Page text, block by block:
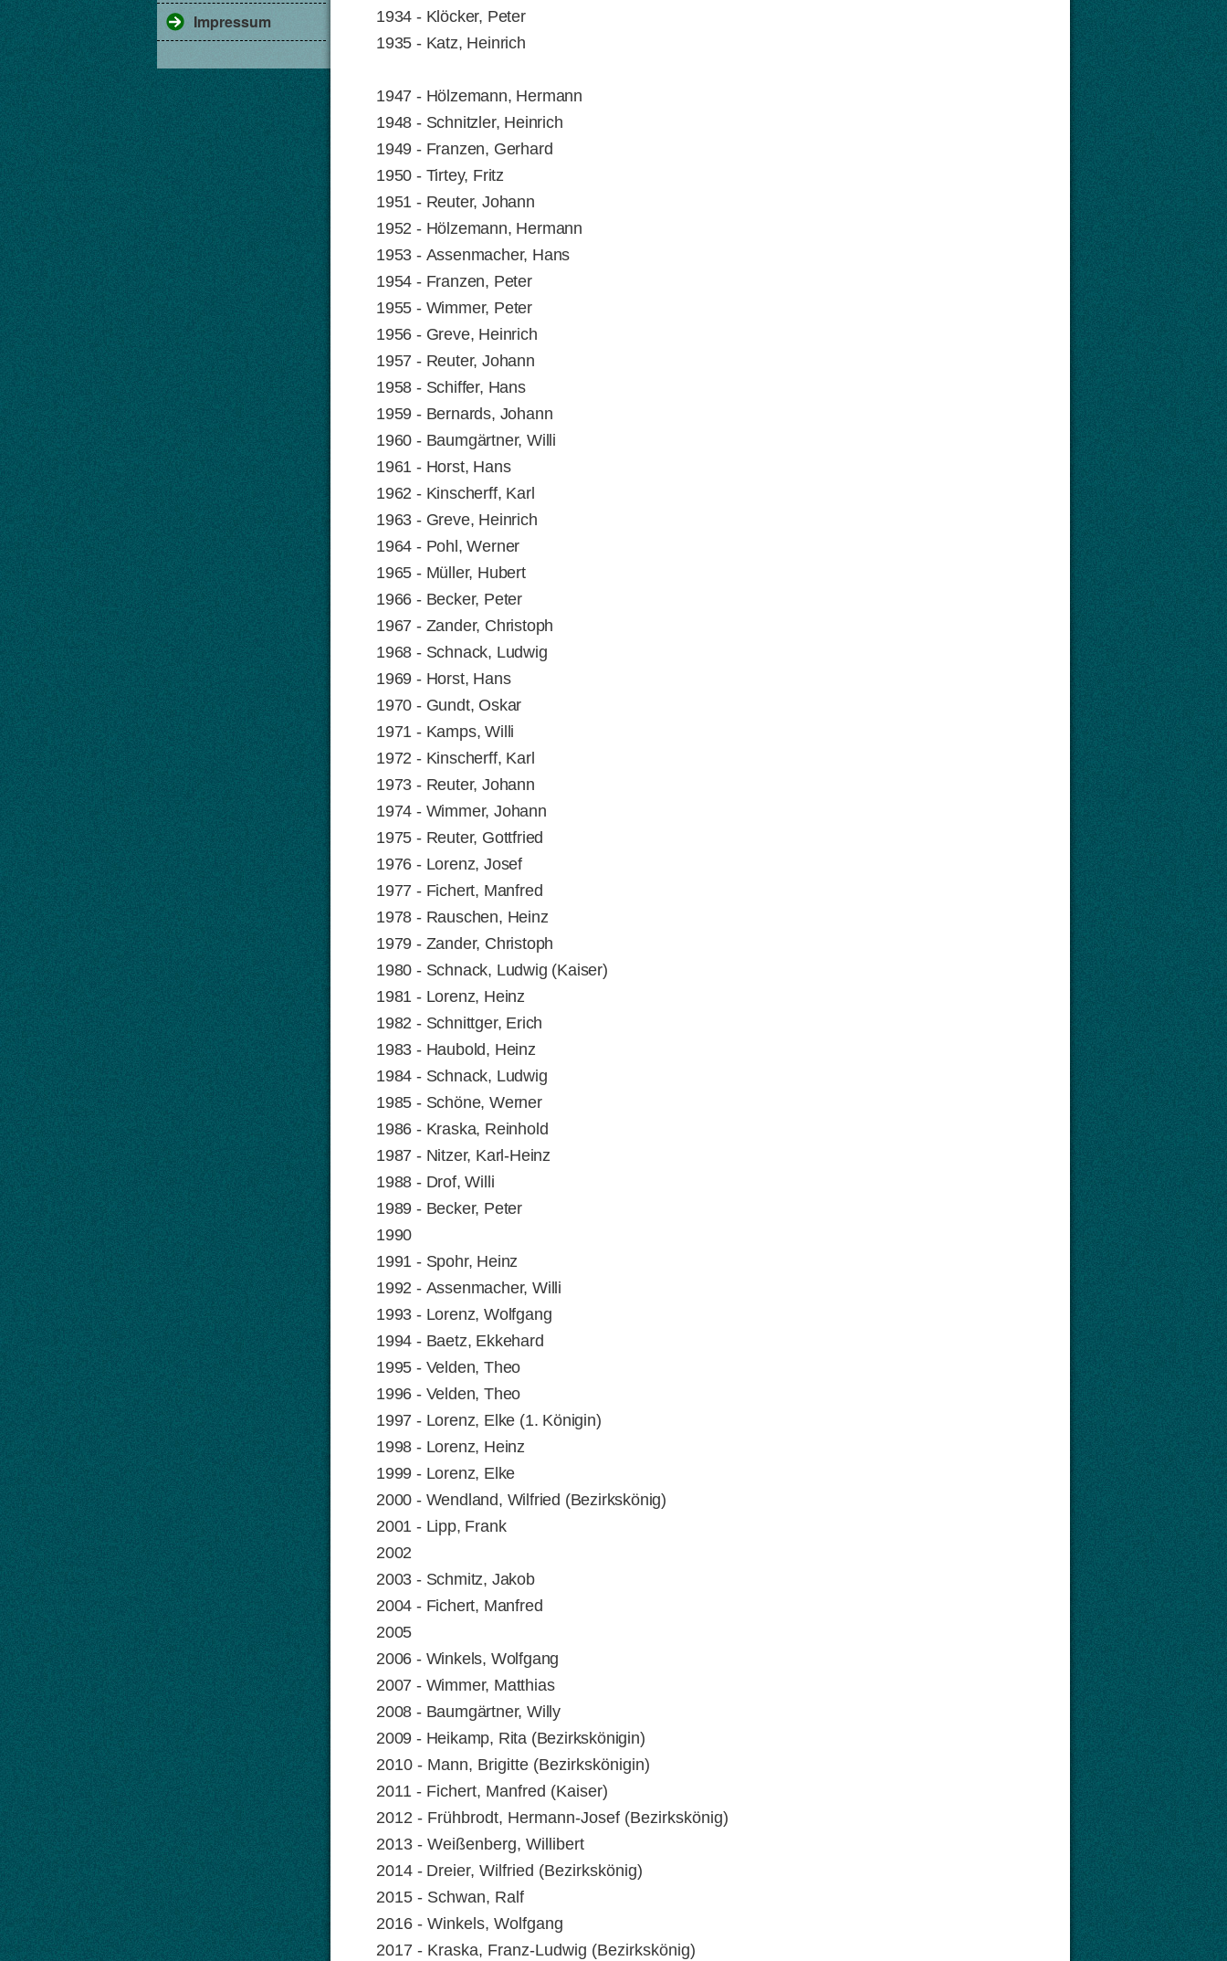
Impressum
1934 - Klöcker, Peter
1935 - Katz, Heinrich
1947 - Hölzemann, Hermann
1948 - Schnitzler, Heinrich
1949 - Franzen, Gerhard
1950 - Tirtey, Fritz
1951 - Reuter, Johann
1952 - Hölzemann, Hermann
1953 - Assenmacher, Hans
1954 - Franzen, Peter
1955 - Wimmer, Peter
1956 - Greve, Heinrich
1957 - Reuter, Johann
1958 - Schiffer, Hans
1959 - Bernards, Johann
1960 - Baumgärtner, Willi
1961 - Horst, Hans
1962 - Kinscherff, Karl
1963 - Greve, Heinrich
1964 - Pohl, Werner
1965 - Müller, Hubert
1966 - Becker, Peter
1967 - Zander, Christoph
1968 - Schnack, Ludwig
1969 - Horst, Hans
1970 - Gundt, Oskar
1971 - Kamps, Willi
1972 - Kinscherff, Karl
1973 - Reuter, Johann
1974 - Wimmer, Johann
1975 - Reuter, Gottfried
1976 - Lorenz, Josef
1977 - Fichert, Manfred
1978 - Rauschen, Heinz
1979 - Zander, Christoph
1980 - Schnack, Ludwig (Kaiser)
1981 - Lorenz, Heinz
1982 - Schnittger, Erich
1983 - Haubold, Heinz
1984 - Schnack, Ludwig
1985 - Schöne, Werner
1986 - Kraska, Reinhold
1987 - Nitzer, Karl-Heinz
1988 - Drof, Willi
1989 - Becker, Peter
1990
1991 - Spohr, Heinz
1992 - Assenmacher, Willi
1993 - Lorenz, Wolfgang
1994 - Baetz, Ekkehard
1995 - Velden, Theo
1996 - Velden, Theo
1997 - Lorenz, Elke (1. Königin)
1998 - Lorenz, Heinz
1999 - Lorenz, Elke
2000 - Wendland, Wilfried (Bezirkskönig)
2001 - Lipp, Frank
2002
2003 - Schmitz, Jakob
2004 - Fichert, Manfred
2005
2006 - Winkels, Wolfgang
2007 - Wimmer, Matthias
2008 - Baumgärtner, Willy
2009 - Heikamp, Rita (Bezirkskönigin)
2010 - Mann, Brigitte (Bezirkskönigin)
2011 - Fichert, Manfred (Kaiser)
2012 - Frühbrodt, Hermann-Josef (Bezirkskönig)
2013 - Weißenberg, Willibert
2014 - Dreier, Wilfried (Bezirkskönig)
2015 - Schwan, Ralf
2016 - Winkels, Wolfgang
2017 - Kraska, Franz-Ludwig (Bezirkskönig)